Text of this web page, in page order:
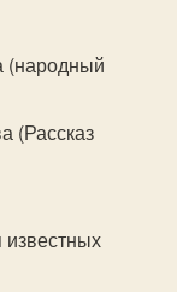
(народный
(Рассказ